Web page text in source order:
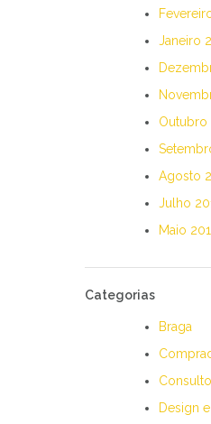
Janeiro
Outubro
Agosto
Julho
Maio
Categorias
Braga
Design